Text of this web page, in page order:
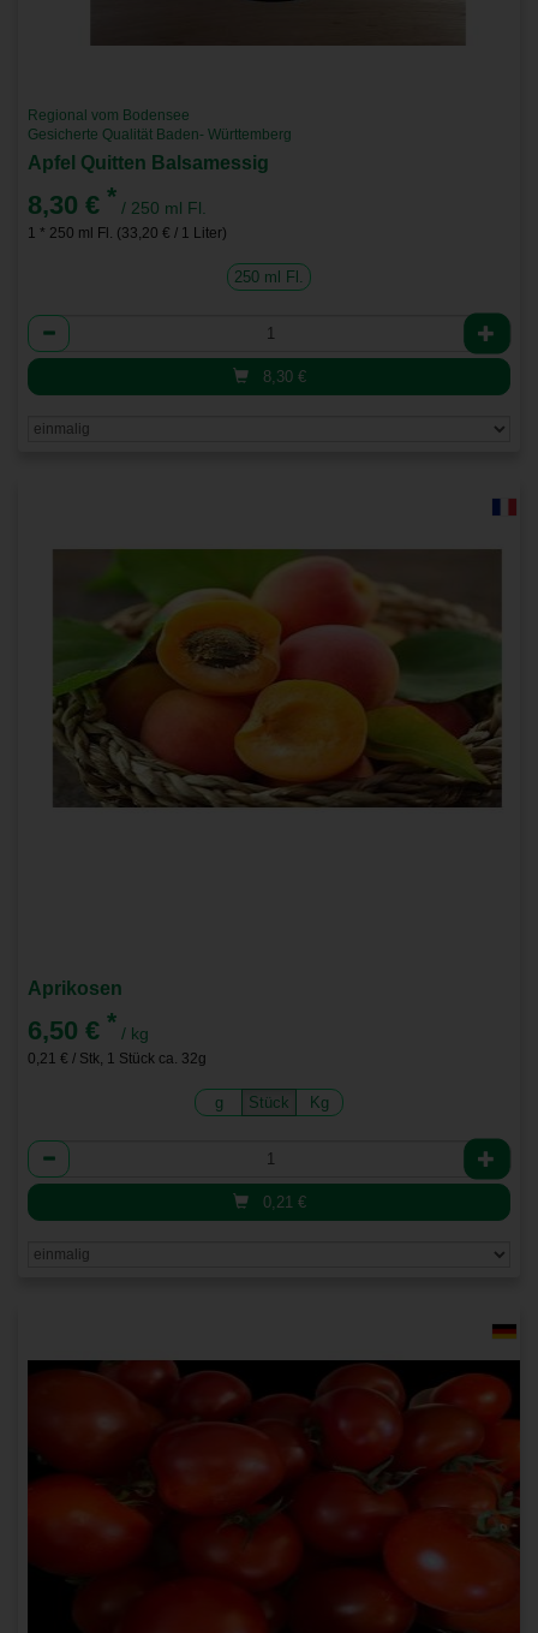
Regional vom Bodensee
Gesicherte Qualität Baden- Württemberg
Apfel Quitten Balsamessig
8,30 € * / 250 ml Fl.
1 * 250 ml Fl. (33,20 € / 1 Liter)
250 ml Fl.
Anzahl
8,30 €
Aprikosen
6,50 € * / kg
0,21 € / Stk, 1 Stück ca. 32g
g Stück Kg
Anzahl
0,21 €